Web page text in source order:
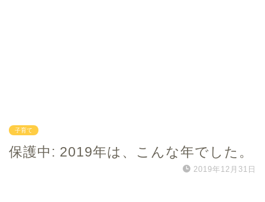
子育て
保護中: 2019年は、こんな年でした。
2019年12月31日